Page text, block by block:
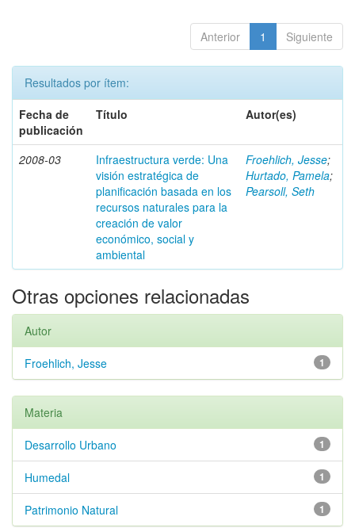
Anterior 1 Siguiente
Resultados por ítem:
Fecha de
publicación
Título Autor(es)
2008-03
Infraestructura verde: Una
visión estratégica de
planificación basada en los
recursos naturales para la
creación de valor
económico, social y
ambiental
Froehlich, Jesse;
Hurtado, Pamela;
Pearsoll, Seth
Otras opciones relacionadas
Autor
1
Froehlich, Jesse
Materia
1
Desarrollo Urbano
1
Humedal
1
Patrimonio Natural